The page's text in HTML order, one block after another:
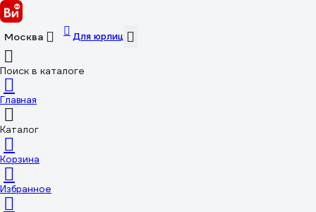
Москва Для юрлиц
Поиск в каталоге
Главная
Каталог
Корзина
Избранное